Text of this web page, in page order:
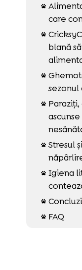

care

blană


 Stresul
 Igiena

 FAQ